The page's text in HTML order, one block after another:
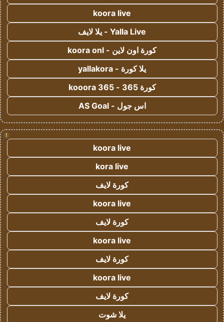
koora live
Yalla Live - يلا لايف
كورة اون لاين - koora onl
يلا كورة - yallakora
كورة 365 - kooora 365
اس جول - AS Goal
!
koora live
kora live
كورة لايف
koora live
كورة لايف
koora live
كورة لايف
koora live
كورة لايف
يلا شوت